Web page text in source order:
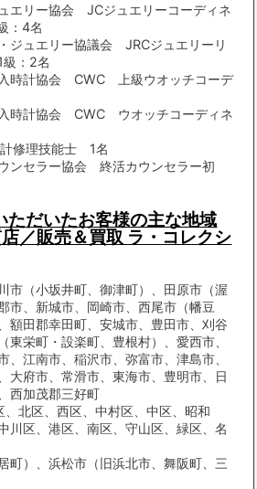
エリー協会 JCジュエリーコーディネ
：4名
ジュエリー協議会 JRCジュエリーリ
：2名
時計協会 CWC 上級ウオッチコーデ
時計協会 CWC ウオッチコーディネ
理技能士 1名
ンセラー協会 終活カウンセラー初
ただいたお客様の主な地域
／販売＆買取 ラ・コレクシ
市（小坂井町、御津町）、田原市（渥
市、新城市、岡崎市、西尾市（幡豆
額田郡幸田町、安城市、豊田市、刈谷
東栄町・設楽町、豊根村）、愛西市、
、江南市、稲沢市、弥富市、津島市、
大府市、常滑市、東海市、豊明市、日
西加茂郡三好町
北区、西区、中村区、中区、昭和
川区、港区、南区、守山区、緑区、名
町）、浜松市（旧浜北市、舞阪町、三